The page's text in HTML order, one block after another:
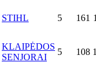
STIHL 5 161
KLAIPĖDOS
SENJORAI
5 108